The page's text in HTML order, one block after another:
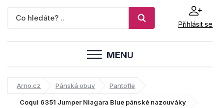
Přihlásit se
MENU
Arno.cz Pánská obuv Pantofle
Coqui 6351 Jumper Niagara Blue pánské nazouváky